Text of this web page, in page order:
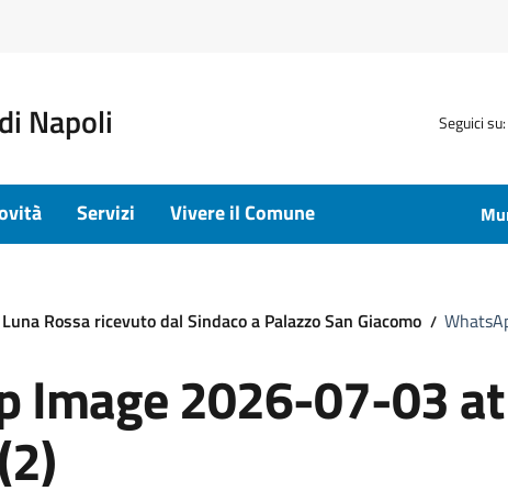
Napoli Seguici su:
Servizi Vivere il Comune
Rossa ricevuto dal Sindaco a Palazzo San Giacomo
Image 2026-07-03 at